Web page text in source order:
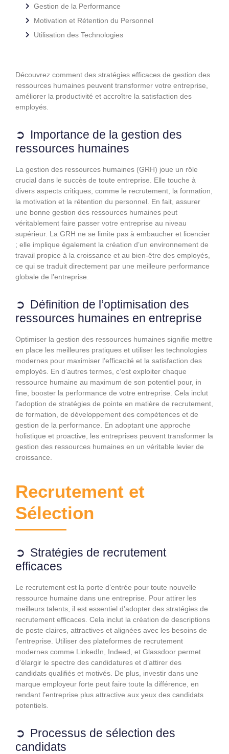
Gestion de la Performance
Motivation et Rétention du Personnel
Utilisation des Technologies
Découvrez comment des stratégies efficaces de gestion des
ressources humaines peuvent transformer votre entreprise,
améliorer la productivité et accroître la satisfaction des
employés.
Importance de la gestion des
ressources humaines
La gestion des ressources humaines (GRH) joue un rôle
crucial dans le succès de toute entreprise. Elle touche à
divers aspects critiques, comme le recrutement, la formation,
la motivation et la rétention du personnel. En fait, assurer
une bonne gestion des ressources humaines peut
véritablement faire passer votre entreprise au niveau
supérieur. La GRH ne se limite pas à embaucher et licencier
; elle implique également la création d’un environnement de
travail propice à la croissance et au bien-être des employés,
ce qui se traduit directement par une meilleure performance
globale de l’entreprise.
Définition de l’optimisation des
ressources humaines en entreprise
Optimiser la gestion des ressources humaines signifie mettre
en place les meilleures pratiques et utiliser les technologies
modernes pour maximiser l’efficacité et la satisfaction des
employés. En d’autres termes, c’est exploiter chaque
ressource humaine au maximum de son potentiel pour, in
fine, booster la performance de votre entreprise. Cela inclut
l’adoption de stratégies de pointe en matière de recrutement,
de formation, de développement des compétences et de
gestion de la performance. En adoptant une approche
holistique et proactive, les entreprises peuvent transformer la
gestion des ressources humaines en un véritable levier de
croissance.
Recrutement et
Sélection
Stratégies de recrutement
efficaces
Le recrutement est la porte d’entrée pour toute nouvelle
ressource humaine dans une entreprise. Pour attirer les
meilleurs talents, il est essentiel d’adopter des stratégies de
recrutement efficaces. Cela inclut la création de descriptions
de poste claires, attractives et alignées avec les besoins de
l’entreprise. Utiliser des plateformes de recrutement
modernes comme LinkedIn, Indeed, et Glassdoor permet
d’élargir le spectre des candidatures et d’attirer des
candidats qualifiés et motivés. De plus, investir dans une
marque employeur forte peut faire toute la différence, en
rendant l’entreprise plus attractive aux yeux des candidats
potentiels.
Processus de sélection des
candidats